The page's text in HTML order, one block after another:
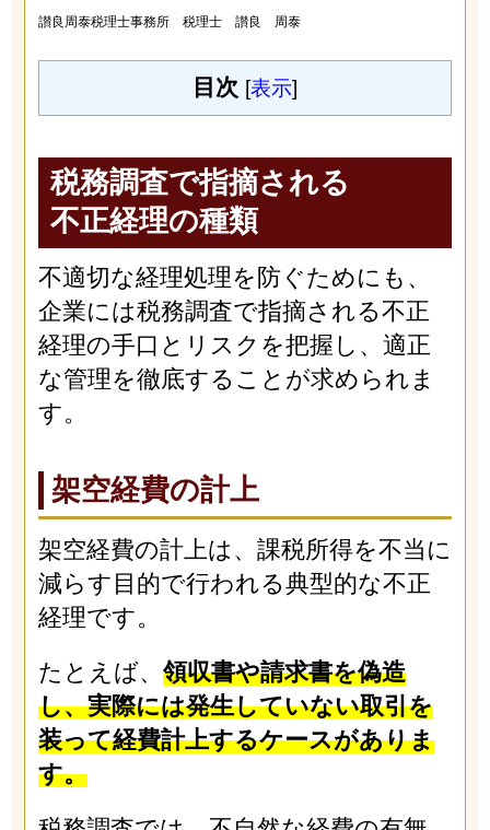
讃良周泰税理士事務所 税理士 讃良 周泰
目次 [表示]
税務調査で指摘される
不正経理の種類
不適切な経理処理を防ぐためにも、
企業には税務調査で指摘される不正
経理の手口とリスクを把握し、適正
な管理を徹底することが求められま
す。
架空経費の計上
架空経費の計上は、課税所得を不当に
減らす目的で行われる典型的な不正
経理です。
たとえば、領収書や請求書を偽造
し、実際には発生していない取引を
装って経費計上するケースがありま
す。